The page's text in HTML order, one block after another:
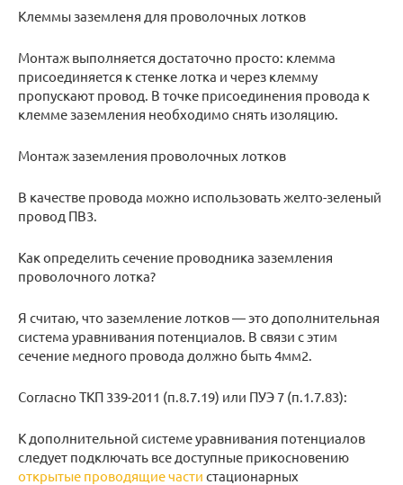
Клеммы заземленя для проволочных лотков
Монтаж выполняется достаточно просто: клемма
присоединяется к стенке лотка и через клемму
пропускают провод. В точке присоединения провода к
клемме заземления необходимо снять изоляцию.
Монтаж заземления проволочных лотков
В качестве провода можно использовать желто-зеленый
провод ПВ3.
Как определить сечение проводника заземления
проволочного лотка?
Я считаю, что заземление лотков — это дополнительная
система уравнивания потенциалов. В связи с этим
сечение медного провода должно быть 4мм2.
Согласно ТКП 339-2011 (п.8.7.19) или ПУЭ 7 (п.1.7.83):
К дополнительной системе уравнивания потенциалов
следует подключать все доступные прикосновению
открытые проводящие части стационарных